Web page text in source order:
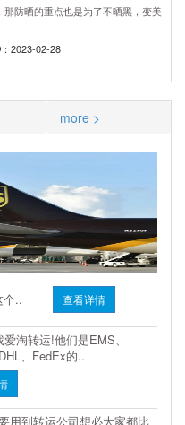
防晒的重点也是为了不晒黑，变美
：2023-02-28
more >
个.. 查看详情
淘转运!他们是EMS、
、FedEx的..
用到转运公司想必大家都比